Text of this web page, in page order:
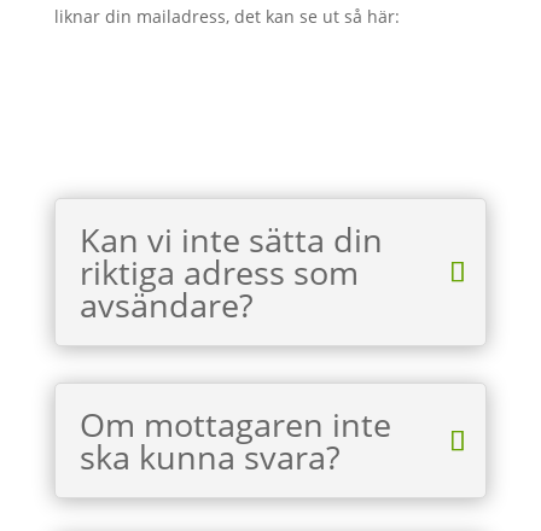
liknar din mailadress, det kan se ut så här:
Kan vi inte sätta din
riktiga adress som
avsändare?
Om mottagaren inte
ska kunna svara?